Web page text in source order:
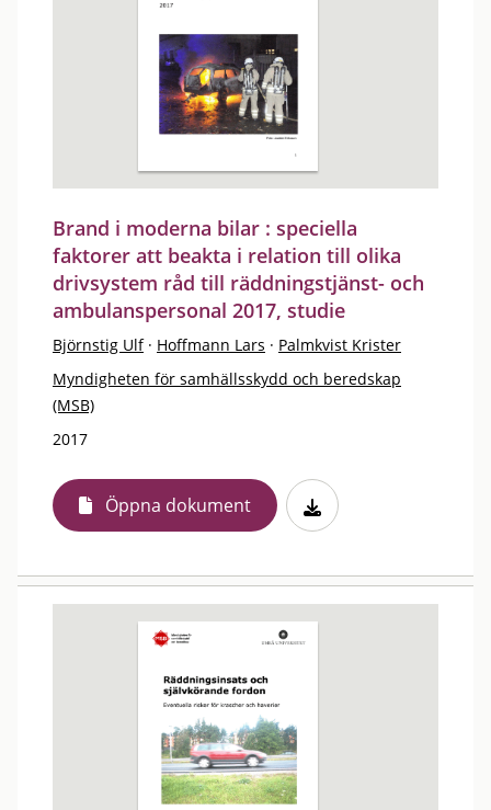
Brand i moderna bilar : speciella
faktorer att beakta i relation till olika
drivsystem råd till räddningstjänst- och
ambulanspersonal 2017, studie
Björnstig Ulf · Hoffmann Lars · Palmkvist Krister
Myndigheten för samhällsskydd och beredskap
(MSB)
2017
Öppna dokument